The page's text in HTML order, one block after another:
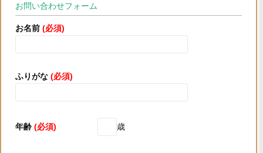
当牧場は、お預かりした個人情報について、ご本人の同意
を頂いた場合、又は法令の規程や人命並びに財産などの重
当牧場は、個人情報の取扱いを外部に委託する場合、委託
適切な管理を実施致します。
お問い合わせフォーム
お名前 (必須)
ふりがな (必須)
年齢 (必須) 歳